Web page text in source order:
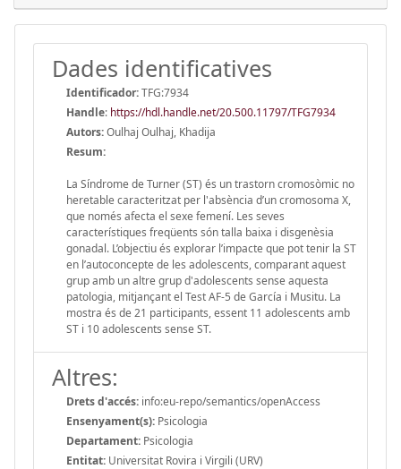
Dades identificatives
Identificador:TFG:7934
Handle: https://hdl.handle.net/20.500.11797/TFG7934
Autors:Oulhaj Oulhaj, Khadija
Resum:
La Síndrome de Turner (ST) és un trastorn cromosòmic no
heretable caracteritzat per l'absència d’un cromosoma X,
que només afecta el sexe femení. Les seves
característiques freqüents són talla baixa i disgenèsia
gonadal. L’objectiu és explorar l’impacte que pot tenir la ST
en l’autoconcepte de les adolescents, comparant aquest
grup amb un altre grup d'adolescents sense aquesta
patologia, mitjançant el Test AF-5 de García i Musitu. La
mostra és de 21 participants, essent 11 adolescents amb
ST i 10 adolescents sense ST.
Altres:
Drets d'accés: info:eu-repo/semantics/openAccess
Ensenyament(s): Psicologia
Departament: Psicologia
Entitat: Universitat Rovira i Virgili (URV)